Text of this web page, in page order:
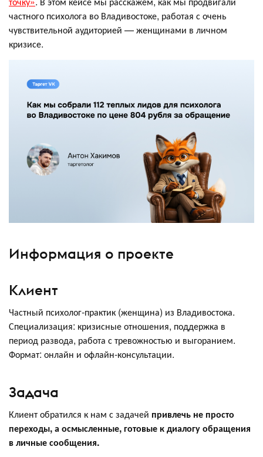
частного психолога во Владивостоке, работая с очень
чувствительной аудиторией — женщинами в личном
кризисе.
Информация о проекте
Клиент
Частный психолог-практик (женщина) из Владивостока.
Специализация: кризисные отношения, поддержка в
период развода, работа с тревожностью и выгоранием.
Формат: онлайн и офлайн-консультации.
Задача
Клиент обратился к нам с задачей привлечь не просто
переходы, а осмысленные, готовые к диалогу обращения
в личные сообщения.